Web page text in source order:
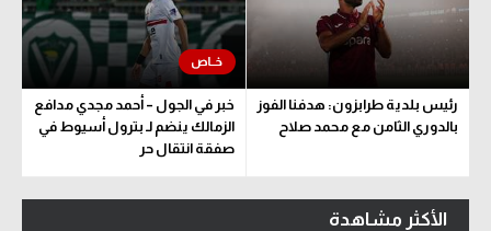
رئيس بلدية طرابزون: هدفنا الفوز
بالدوري الثامن مع محمد صلاح
خبر في الجول – أحمد مجدي مدافع
الزمالك ينضم لـ بترول أسيوط في
صفقة انتقال حر
الأكثر مشاهدة